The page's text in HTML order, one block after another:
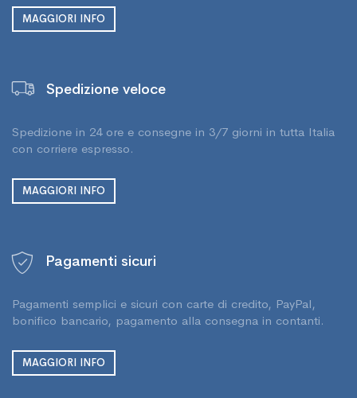
MAGGIORI INFO
Spedizione veloce
Spedizione in 24 ore e consegne in 3/7 giorni in tutta Italia
con corriere espresso.
MAGGIORI INFO
Pagamenti sicuri
Pagamenti semplici e sicuri con carte di credito, PayPal,
bonifico bancario, pagamento alla consegna in contanti.
MAGGIORI INFO